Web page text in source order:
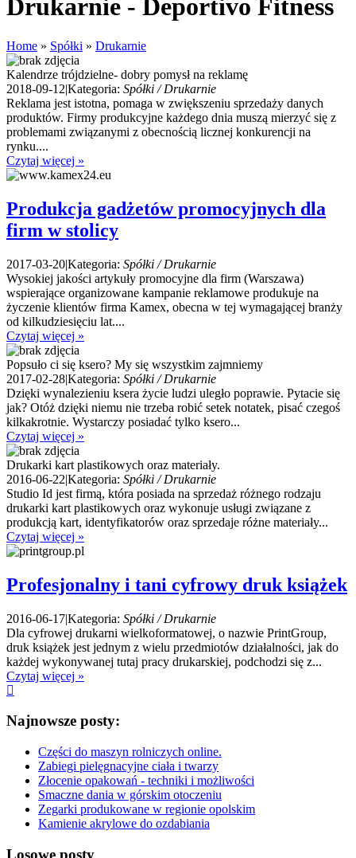
Drukarnie - Deportivo Fitness
Home » Spółki » Drukarnie
Kalendrze trójdzielne- dobry pomysł na reklamę
2018-09-12|Kategoria: Spółki / Drukarnie
Reklama jest istotna, pomaga w zwiększeniu sprzedaży danych
produktów. Firmy produkcyjne każdego dnia muszą mierzyć się z
problemami związanymi z obecnością licznej konkurencji na
rynku....
Czytaj więcej »
Produkcja gadżetów promocyjnych dla
firm w stolicy
2017-03-20|Kategoria: Spółki / Drukarnie
Wysokiej jakości artykuły promocyjne dla firm (Warszawa)
wspierające organizowane kampanie reklamowe produkuje na
życzenie klientów firma Kamex, obecna w tej wymagającej branży
od kilkudziesięciu lat....
Czytaj więcej »
Popsuło ci się ksero? My się wszystkim zajmniemy
2017-02-28|Kategoria: Spółki / Drukarnie
Dzięki wynalezieniu ksera życie ludzi uległo poprawie. Pytacie się
jak? Otóż dzięki niemu nie trzeba robić setek notatek, pisać czegoś
kilkakrotnie. Wystarczy posiadać tylko ksero...
Czytaj więcej »
Drukarki kart plastikowych oraz materiały.
2016-06-22|Kategoria: Spółki / Drukarnie
Studio Id jest firmą, która posiada na sprzedaż różnego rodzaju
drukarki kart plastikowych oraz wykonuje usługi związane z
produkcją kart, identyfikatorów oraz sprzedaje różne materiały...
Czytaj więcej »
Profesjonalny i tani cyfrowy druk książek
2016-06-17|Kategoria: Spółki / Drukarnie
Dla cyfrowej drukarni wielkoformatowej, o nazwie PrintGroup,
druk książek jest jednym z wielu przedmiotów działalności, jak do
każdej wykonywanej tutaj pracy drukarskiej, podchodzi się z...
Czytaj więcej »
Najnowsze posty:
Części do maszyn rolniczych online.
Zabiegi pielęgnacyjne ciała i twarzy
Złocenie opakowań - techniki i możliwości
Smaczne dania w górskim otoczeniu
Zegarki produkowane w regionie opolskim
Kamienie akrylowe do ozdabiania
Losowe posty